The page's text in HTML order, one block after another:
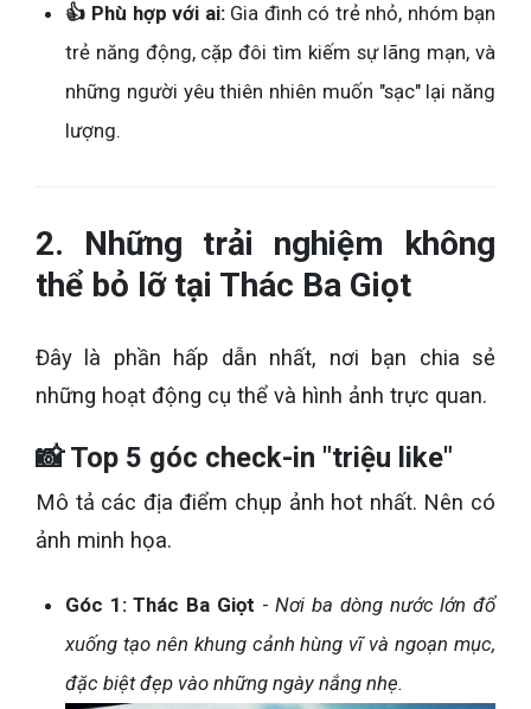
👍 Phù hợp với ai:Gia đình có trẻ nhỏ, nhóm bạn
trẻ năng động, cặp đôi tìm kiếm sự lãng mạn, và
những người yêu thiên nhiên muốn "sạc" lại năng
lượng.
2. Những trải nghiệm không
thể bỏ lỡ tại Thác Ba Giọt
Đây là phần hấp dẫn nhất, nơi bạn chia sẻ
những hoạt động cụ thể và hình ảnh trực quan.
📸 Top 5 góc check-in "triệu like"
Mô tả các địa điểm chụp ảnh hot nhất. Nên có
ảnh minh họa.
Góc 1: Thác Ba Giọt -Nơi ba dòng nước lớn đổ
xuống tạo nên khung cảnh hùng vĩ và ngoạn mục,
đặc biệt đẹp vào những ngày nắng nhẹ.